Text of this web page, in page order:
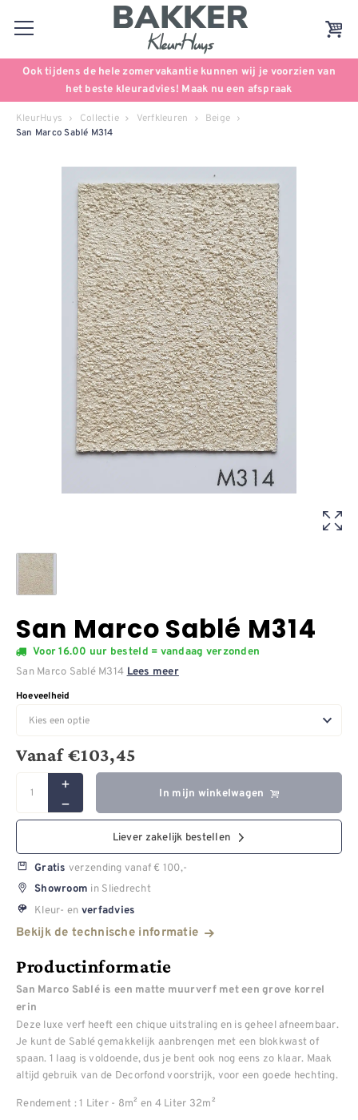
Ook tijdens de hele zomervakantie kunnen wij je voorzien van
het beste kleuradvies! Maak nu een afspraak
KleurHuys Collectie Verfkleuren Beige
San Marco Sablé M314
San Marco Sablé M314
Voor 16.00 uur besteld = vandaag verzonden
San Marco Sablé M314 Lees meer
Hoeveelheid
Vanaf€103,45
In mijn winkelwagen
Liever zakelijk bestellen
Gratis verzending vanaf € 100,-
Showroom in Sliedrecht
Kleur- en verfadvies
Bekijk de technische informatie
Productinformatie
San Marco Sablé is een matte muurverf met een grove korrel
erin
Deze luxe verf heeft een chique uitstraling en is geheel afneembaar.
Je kunt de Sablé gemakkelijk aanbrengen met een blokkwast of
spaan. 1 laag is voldoende, dus je bent ook nog eens zo klaar. Maak
altijd gebruik van de Decorfond voorstrijk, voor een goede hechting.
Rendement : 1 Liter - 8m² en 4 Liter 32m²